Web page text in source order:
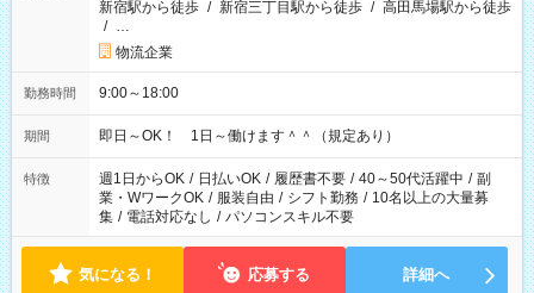
新宿駅から徒歩 / 新宿三丁目駅から徒歩 / 高田馬場駅から徒歩
/ …
物流企業
勤務時間 9:00～18:00
期間 即日～OK！ 1日～働けます＾＾（規定あり）
特徴 週1日からOK / 日払いOK / 履歴書不要 / 40～50代活躍中 / 副
業・WワークOK / 服装自由 / シフト勤務 / 10名以上の大量募
集 / 電話対応なし / パソコンスキル不要
気になる！ 応募する 詳細へ